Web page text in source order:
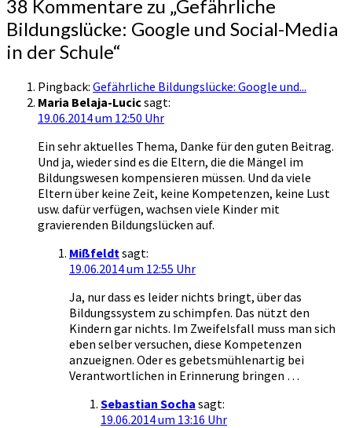
38 Kommentare zu „Gefährliche
Bildungslücke: Google und Social-Media
in der Schule“
Pingback: Gefährliche Bildungslücke: Google und...
Maria Belaja-Lucicsagt:
19.06.2014 um 12:50 Uhr
Ein sehr aktuelles Thema, Danke für den guten Beitrag.
Und ja, wieder sind es die Eltern, die die Mängel im
Bildungswesen kompensieren müssen. Und da viele
Eltern über keine Zeit, keine Kompetenzen, keine Lust
usw. dafür verfügen, wachsen viele Kinder mit
gravierenden Bildungslücken auf.
Mißfeldt sagt:
19.06.2014 um 12:55 Uhr
Ja, nur dass es leider nichts bringt, über das
Bildungssystem zu schimpfen. Das nützt den
Kindern gar nichts. Im Zweifelsfall muss man sich
eben selber versuchen, diese Kompetenzen
anzueignen. Oder es gebetsmühlenartig bei
Verantwortlichen in Erinnerung bringen …
Sebastian Socha sagt:
19.06.2014 um 13:16 Uhr